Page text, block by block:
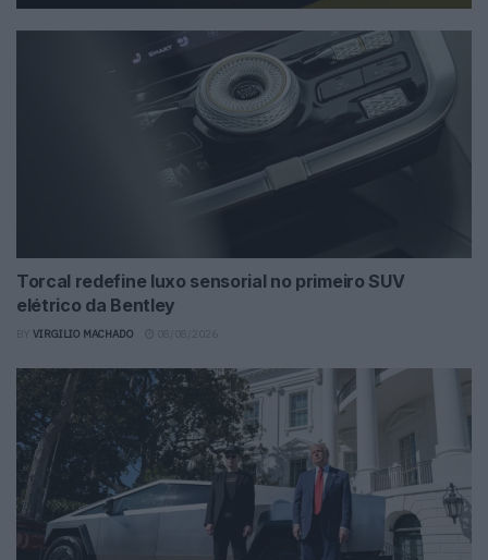
Torcal redefine luxo sensorial no primeiro SUV
elétrico da Bentley
VIRGILIO MACHADO